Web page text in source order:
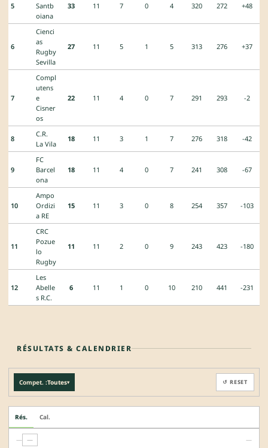
5
Santb
oiana
33 11 7 0 4 320 272 +48
6
Cienci
as
Rugby
Sevilla
27 11 5 1 5 313 276 +37
7
Compl
utens
e
Cisner
os
22 11 4 0 7 291 293 -2
8
C.R.
La Vila
18 11 3 1 7 276 318 -42
9
FC
Barcel
ona
18 11 4 0 7 241 308 -67
10
Ampo
Ordizi
a RE
15 11 3 0 8 254 357 -103
11
CRC
Pozue
lo
Rugby
11 11 2 0 9 243 423 -180
12
Les
Abelle
s R.C.
6 11 1 0 10 210 441 -231
RÉSULTATS & CALENDRIER
Compet. :Toutes▾ ↺ RESET
Rés. Cal.
— — —